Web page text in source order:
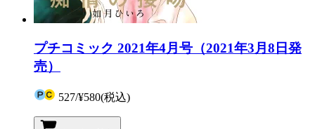
プチコミック 2021年4月号（2021年3月8日発
売）
527/¥580(税込)